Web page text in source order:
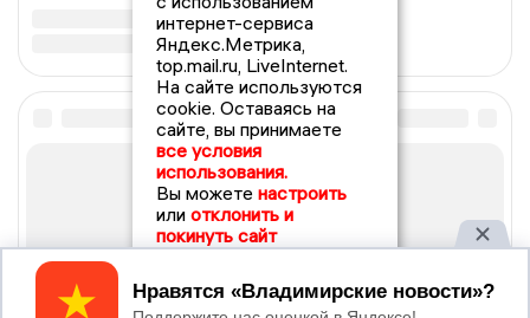
интернет-сервиса
Яндекс.Метрика,
top.mail.ru, LiveInternet.
На сайте используются
cookie. Оставаясь на
сайте, вы принимаете
все условия
использования.
Вы можете настроить
или отклонить и
покинуть сайт
Принять